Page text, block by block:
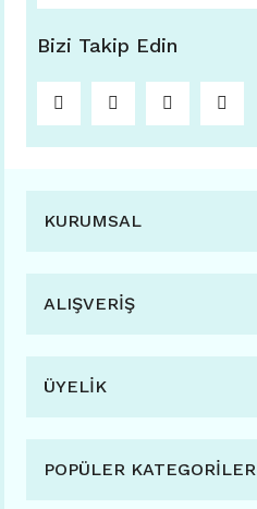
Bizi Takip Edin
KURUMSAL
ALIŞVERİŞ
ÜYELİK
POPÜLER KATEGORİLER